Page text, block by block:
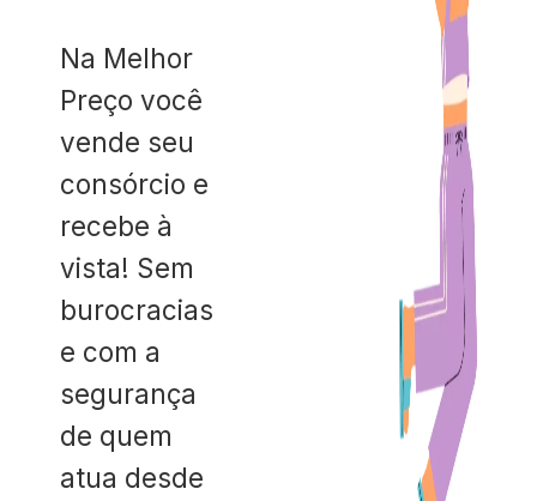
Na Melhor
Preço você
vende seu
consórcio e
recebe à
vista! Sem
burocracias
e com a
segurança
de quem
atua desde